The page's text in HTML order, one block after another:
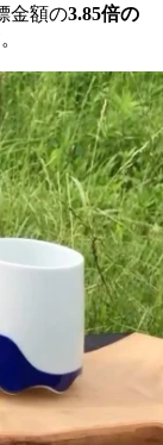
金額の3.85倍の